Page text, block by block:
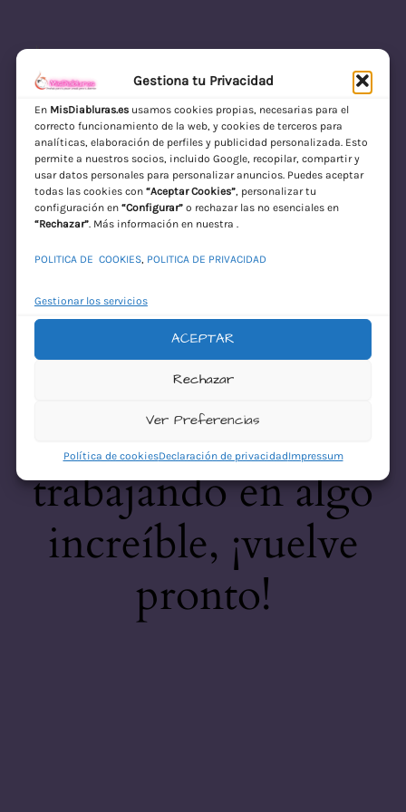
Gestiona tu Privacidad
En MisDiabluras.esusamos cookies propias, necesarias para el
correcto funcionamiento de la web, y cookies de terceros para
analíticas, elaboración de perfiles y publicidad personalizada. Esto
permite a nuestros socios, incluido Google, recopilar, compartir y
usar datos personales para personalizar anuncios. Puedes aceptar
todas las cookies con “Aceptar Cookies”, personalizar tu
configuración en “Configurar”o rechazar las no esenciales en
“Rechazar”. Más información en nuestra .
POLITICA DE COOKIES, POLITICA DE PRIVACIDAD
Gestionar los servicios
ACEPTAR
Rechazar
Ver Preferencias
Política de cookiesDeclaración de privacidadImpressum
MisDiabluras | Sexshop Online con Envío
Discreto en España
Acceder
¡Disculpa este
desastre! Estamos
trabajando en algo
increíble, ¡vuelve
pronto!